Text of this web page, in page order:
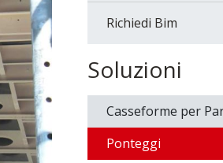
Richiedi Bim
Soluzioni
Casseforme per
Ponteggi